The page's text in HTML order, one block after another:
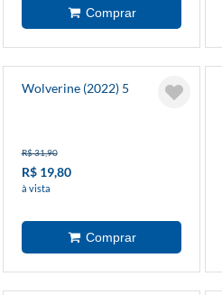
Wolverine (2022) 5
R$ 31,90
R$ 19,80
à vista